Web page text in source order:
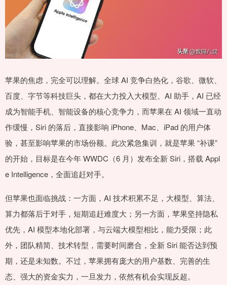
苹果的焦虑，完全可以理解。全球 AI 竞争白热化，谷歌、微软、
百度、字节等科技巨头，都在大力投入大模型、AI 助手，AI 已经
成为智能手机、智能设备的核心竞争力，而苹果在 AI 领域一直动
作缓慢，Siri 的落后，直接影响 iPhone、Mac、iPad 的用户体
验，甚至影响苹果的市场份额。此次紧急集训，就是苹果 “补课”
的开始，目标是在今年 WWDC（6 月）发布全新 Siri，搭载 Appl
e Intelligence，全面追赶对手。
但苹果也面临挑战：一方面，AI 技术积累不足，大模型、算法、
算力都落后于对手，短期追赶难度大；另一方面，苹果坚持隐私
优先，AI 模型本地化部署，与云端大模型相比，能力受限；此
外，团队精简、技术转型，需要时间磨合，全新 Siri 能否达到预
期，还是未知数。不过，苹果拥有庞大的用户基数、完善的生
态、强大的资金实力，一旦发力，依然有机会实现反超。